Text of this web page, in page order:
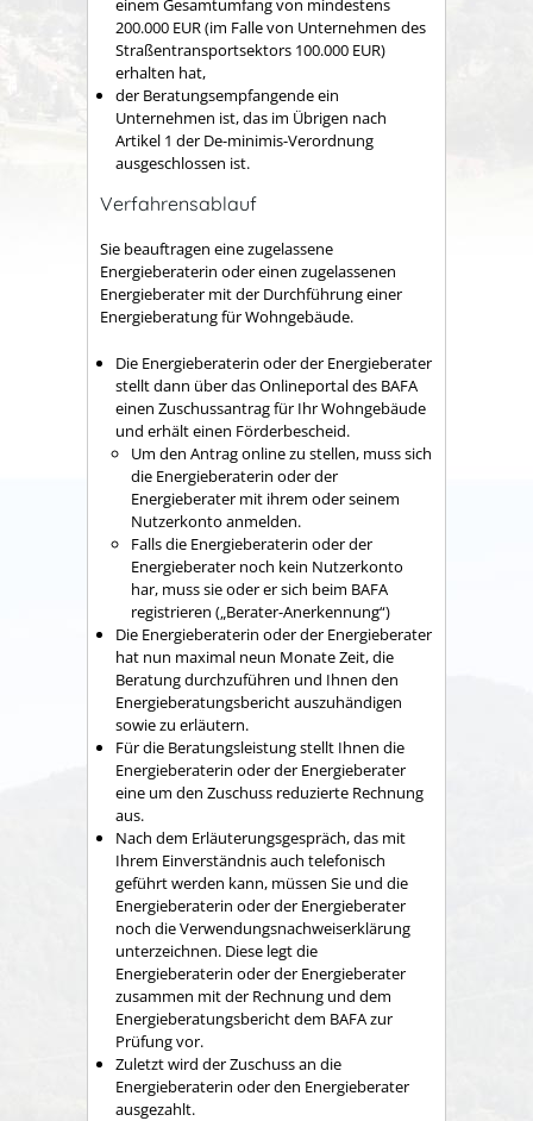
einem Gesamtumfang von mindestens
200.000 EUR (im Falle von Unternehmen des
Straßentransportsektors 100.000 EUR)
erhalten hat,
der Beratungsempfangende ein
Unternehmen ist, das im Übrigen nach
Artikel 1 der De-minimis-Verordnung
ausgeschlossen ist.
Verfahrensablauf
Sie beauftragen eine zugelassene
Energieberaterin oder einen zugelassenen
Energieberater mit der Durchführung einer
Energieberatung für Wohngebäude.
Die Energieberaterin oder der Energieberater
stellt dann über das Onlineportal des BAFA
einen Zuschussantrag für Ihr Wohngebäude
und erhält einen Förderbescheid.
Um den Antrag online zu stellen, muss sich
die Energieberaterin oder der
Energieberater mit ihrem oder seinem
Nutzerkonto anmelden.
Falls die Energieberaterin oder der
Energieberater noch kein Nutzerkonto
har, muss sie oder er sich beim BAFA
registrieren („Berater-Anerkennung“)
Die Energieberaterin oder der Energieberater
hat nun maximal neun Monate Zeit, die
Beratung durchzuführen und Ihnen den
Energieberatungsbericht auszuhändigen
sowie zu erläutern.
Für die Beratungsleistung stellt Ihnen die
Energieberaterin oder der Energieberater
eine um den Zuschuss reduzierte Rechnung
aus.
Nach dem Erläuterungsgespräch, das mit
Ihrem Einverständnis auch telefonisch
geführt werden kann, müssen Sie und die
Energieberaterin oder der Energieberater
noch die Verwendungsnachweiserklärung
unterzeichnen. Diese legt die
Energieberaterin oder der Energieberater
zusammen mit der Rechnung und dem
Energieberatungsbericht dem BAFA zur
Prüfung vor.
Zuletzt wird der Zuschuss an die
Energieberaterin oder den Energieberater
ausgezahlt.